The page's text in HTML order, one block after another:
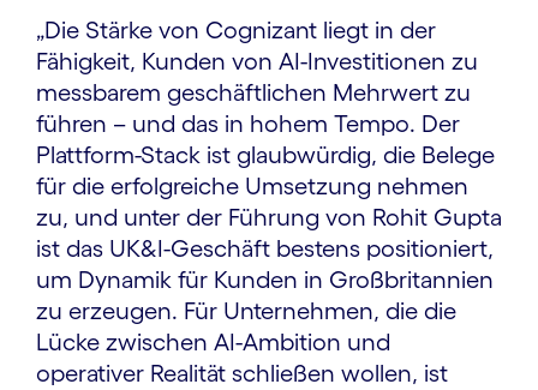
„Die Stärke von Cognizant liegt in der
Fähigkeit, Kunden von AI-Investitionen zu
messbarem geschäftlichen Mehrwert zu
führen – und das in hohem Tempo. Der
Plattform-Stack ist glaubwürdig, die Belege
für die erfolgreiche Umsetzung nehmen
zu, und unter der Führung von Rohit Gupta
ist das UK&I-Geschäft bestens positioniert,
um Dynamik für Kunden in Großbritannien
zu erzeugen. Für Unternehmen, die die
Lücke zwischen AI-Ambition und
operativer Realität schließen wollen, ist